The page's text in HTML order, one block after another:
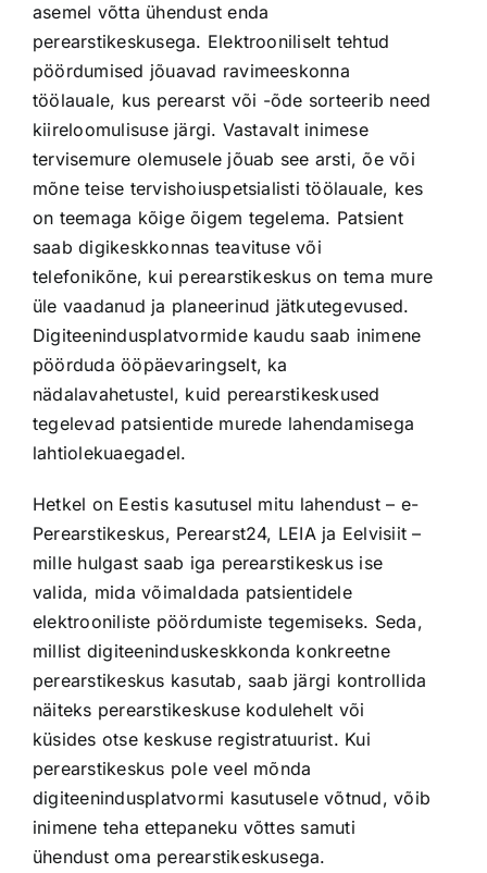
asemel võtta ühendust enda
perearstikeskusega. Elektrooniliselt tehtud
pöördumised jõuavad ravimeeskonna
töölauale, kus perearst või -õde sorteerib need
kiireloomulisuse järgi. Vastavalt inimese
tervisemure olemusele jõuab see arsti, õe või
mõne teise tervishoiuspetsialisti töölauale, kes
on teemaga kõige õigem tegelema. Patsient
saab digikeskkonnas teavituse või
telefonikõne, kui perearstikeskus on tema mure
üle vaadanud ja planeerinud jätkutegevused.
Digiteenindusplatvormide kaudu saab inimene
pöörduda ööpäevaringselt, ka
nädalavahetustel, kuid perearstikeskused
tegelevad patsientide murede lahendamisega
lahtiolekuaegadel.
Hetkel on Eestis kasutusel mitu lahendust – e-
Perearstikeskus, Perearst24, LEIA ja Eelvisiit –
mille hulgast saab iga perearstikeskus ise
valida, mida võimaldada patsientidele
elektrooniliste pöördumiste tegemiseks. Seda,
millist digiteeninduskeskkonda konkreetne
perearstikeskus kasutab, saab järgi kontrollida
näiteks perearstikeskuse kodulehelt või
küsides otse keskuse registratuurist. Kui
perearstikeskus pole veel mõnda
digiteenindusplatvormi kasutusele võtnud, võib
inimene teha ettepaneku võttes samuti
ühendust oma perearstikeskusega.